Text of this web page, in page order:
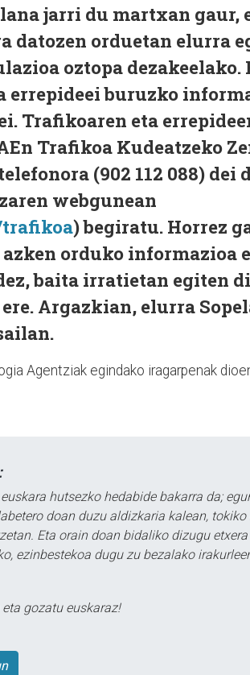
jarri du martxan gaur,
datozen orduetan elurra
oztopa dezakeelako.
errepideei buruzko
Trafikoaren eta
Trafikoa Kudeatzeko
(902 112 088) dei
webgunean
) begiratu. Horrez
orduko informazioa
baita irratietan egiten
Argazkian, elurra
Agentziak egindako iragarpenak
hutsezko hedabide bakarra da;
doan duzu aldizkaria kalean,
Eta orain doan bidaliko dizugu
ezinbestekoa dugu zu bezalako
gozatu euskaraz!